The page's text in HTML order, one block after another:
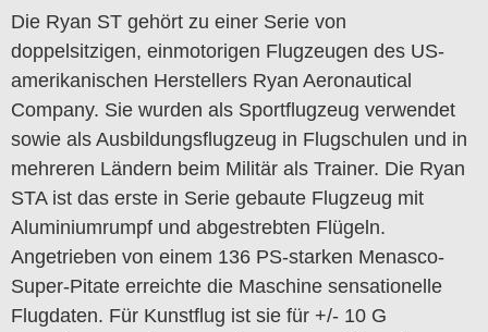
Die Ryan ST gehört zu einer Serie von
doppelsitzigen, einmotorigen Flugzeugen des US-
amerikanischen Herstellers Ryan Aeronautical
Company. Sie wurden als Sportflugzeug verwendet
sowie als Ausbildungsflugzeug in Flugschulen und in
mehreren Ländern beim Militär als Trainer. Die Ryan
STA ist das erste in Serie gebaute Flugzeug mit
Aluminiumrumpf und abgestrebten Flügeln.
Angetrieben von einem 136 PS-starken Menasco-
Super-Pitate erreichte die Maschine sensationelle
Flugdaten. Für Kunstflug ist sie für +/- 10 G